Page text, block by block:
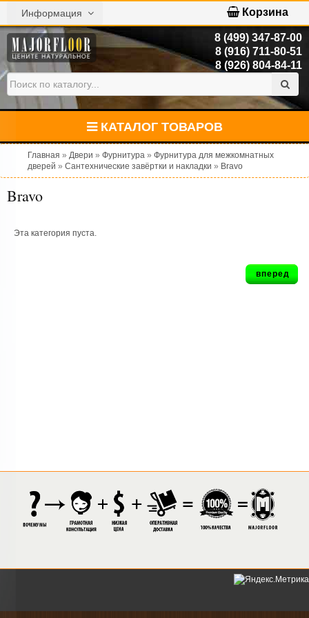
Информация Корзина
8 (499) 347-87-00
8 (916) 711-80-51
8 (926) 804-84-11
КАТАЛОГ ТОВАРОВ
Главная » Двери » Фурнитура » Фурнитура для межкомнатных
дверей » Сантехнические завёртки и накладки » Bravo
Bravo
Эта категория пуста.
вперед